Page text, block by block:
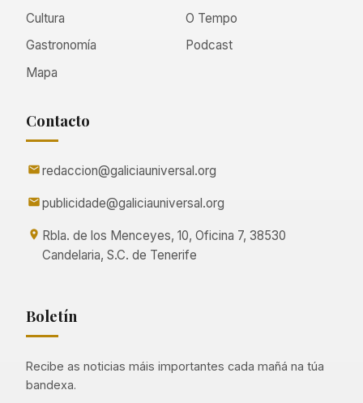
Cultura
O Tempo
Gastronomía
Podcast
Mapa
Contacto
redaccion@galiciauniversal.org
publicidade@galiciauniversal.org
Rbla. de los Menceyes, 10, Oficina 7, 38530
Candelaria, S.C. de Tenerife
Boletín
Recibe as noticias máis importantes cada mañá na túa
bandexa.